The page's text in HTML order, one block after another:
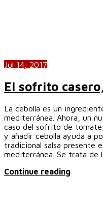
Jul 14, 2017
El sofrito
La cebolla es un
mediterránea. Ahora, un
caso del sofrito de
y añadir cebolla ayuda a
tradicional salsa presente
mediterránea. Se trata de
Continue reading